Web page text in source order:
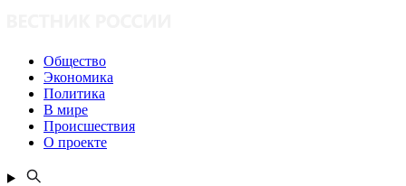
Общество
Экономика
Политика
В мире
Происшествия
О проекте